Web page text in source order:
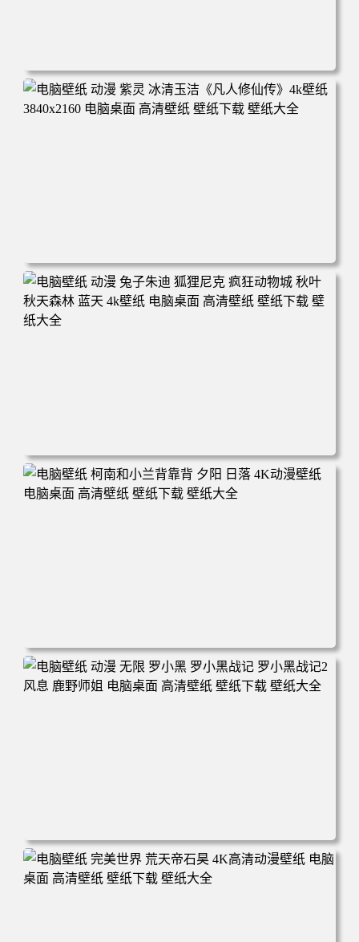
电脑壁纸 动漫 凡人修仙传 韩立 结婴 4k壁纸 3840x2160 电
脑桌面 高清壁纸 壁纸下载 壁纸大全
电脑壁纸 动漫 紫灵 冰清玉洁《凡人修仙传》4k壁纸 3840x2
160 电脑桌面 高清壁纸 壁纸下载 壁纸大全
电脑壁纸 动漫 兔子朱迪 狐狸尼克 疯狂动物城 秋叶 秋天森
林 蓝天 4k壁纸 电脑桌面 高清壁纸 壁纸下载 壁纸大全
电脑壁纸 柯南和小兰背靠背 夕阳 日落 4K动漫壁纸 电脑桌
面 高清壁纸 壁纸下载 壁纸大全
电脑壁纸 动漫 无限 罗小黑 罗小黑战记 罗小黑战记2 风息
鹿野师姐 电脑桌面 高清壁纸 壁纸下载 壁纸大全